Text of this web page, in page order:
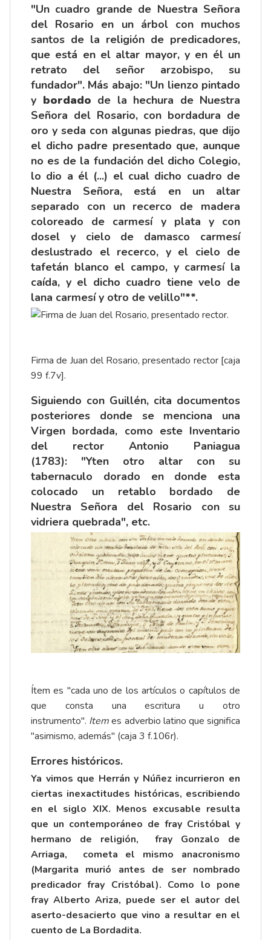
"Un cuadro grande de Nuestra Señora
del Rosario en un árbol con muchos
santos de la religión de predicadores,
que está en el altar mayor, y en él un
retrato del señor arzobispo, su
fundador". Más abajo: "Un lienzo pintado
y bordado de la hechura de Nuestra
Señora del Rosario, con bordadura de
oro y seda con algunas piedras, que dijo
el dicho padre presentado que, aunque
no es de la fundación del dicho Colegio,
lo dio a él (...) el cual dicho cuadro de
Nuestra Señora, está en un altar
separado con un recerco de madera
coloreado de carmesí y plata y con
dosel y cielo de damasco carmesí
deslustrado el recerco, y el cielo de
tafetán blanco el campo, y carmesí la
caída, y el dicho cuadro tiene velo de
lana carmesí y otro de velillo"**.
Firma de Juan del Rosario, presentado rector [caja
99 f.7v].
Siguiendo con Guillén, cita documentos
posteriores donde se menciona una
Virgen bordada, como este Inventario
del rector Antonio Paniagua
(1783): "Yten otro altar con su
tabernaculo dorado en donde esta
colocado un retablo bordado de
Nuestra Señora del Rosario con su
vidriera quebrada", etc.
Ítem es "cada uno de los artículos o capítulos de
que consta una escritura u otro
instrumento". Itemes adverbio latino que significa
"asimismo, además" (caja 3 f.106r).
Errores históricos.
Ya vimos que Herrán y Núñez incurrieron en
ciertas inexactitudes históricas, escribiendo
en el siglo XIX. Menos excusable resulta
que un contemporáneo de fray Cristóbal y
hermano de religión, fray Gonzalo de
Arriaga, cometa el mismo anacronismo
(Margarita murió antes de ser nombrado
predicador fray Cristóbal). Como lo pone
fray Alberto Ariza, puede ser el autor del
aserto-desacierto que vino a resultar en el
cuento de La Bordadita.